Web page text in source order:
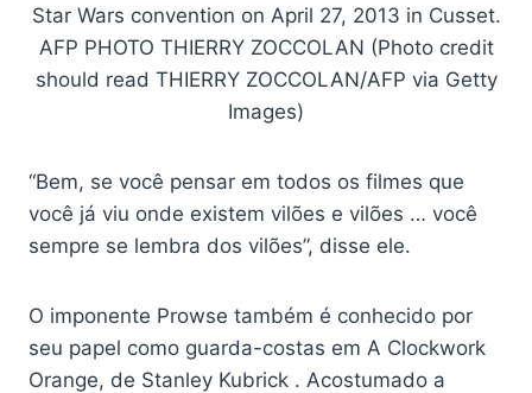
Star Wars convention on April 27, 2013 in Cusset.
AFP PHOTO THIERRY ZOCCOLAN (Photo credit
should read THIERRY ZOCCOLAN/AFP via Getty
Images)
“Bem, se você pensar em todos os filmes que
você já viu onde existem vilões e vilões … você
sempre se lembra dos vilões”, disse ele.
O imponente Prowse também é conhecido por
seu papel como guarda-costas em A Clockwork
Orange, de Stanley Kubrick . Acostumado a